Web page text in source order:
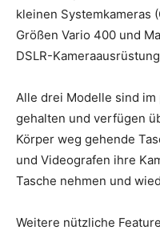
kleinen Systemkameras
Größen Vario 400 und
DSLR-
Alle drei Modelle sind
gehalten und verfügen
Körper weg gehende
und Videografen ihre
Tasche nehmen und
Weitere nützliche